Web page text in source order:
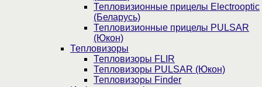
Тепловизионные прицелы Electrooptic
(Беларусь)
Тепловизионные прицелы PULSAR
(Юкон)
Тепловизоры
Тепловизоры FLIR
Тепловизоры PULSAR (Юкон)
Тепловизоры Finder